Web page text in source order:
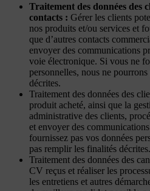
Traitement des données des
contacts : Gérer les clients
nos produits et/ou services et
que d’autres contacts
envoyer des communications
voie électronique. Si vous ne
personnelles, nous ne
décrites.
Traitement des données des
produit acheté, ainsi que la
administrative des clients,
et envoyer des
fournissez pas vos données
pas remplir les finalités décrites.
Traitement des données des
CV reçus et réaliser les
les entretiens et autres